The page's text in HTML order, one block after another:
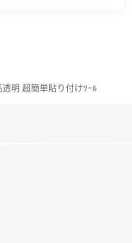
透明 超簡単貼り付けﾂｰﾙ